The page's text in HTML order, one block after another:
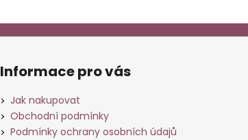
Informace pro vás
Jak nakupovat
Obchodní podmínky
Podmínky ochrany osobních údajů